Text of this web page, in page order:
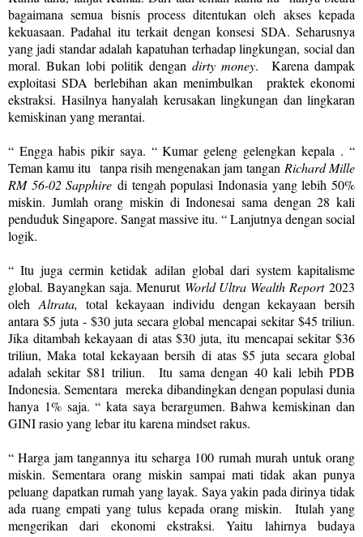
bagaimana semua bisnis process ditentukan oleh akses kepada
kekuasaan. Padahal itu terkait dengan konsesi SDA. Seharusnya
yang jadi standar adalah kapatuhan terhadap lingkungan, social dan
moral. Bukan lobi politik dengan dirty money. Karena dampak
exploitasi SDA berlebihan akan menimbulkan praktek ekonomi
ekstraksi. Hasilnya hanyalah kerusakan lingkungan dan lingkaran
kemiskinan yang merantai.
“ Engga habis pikir saya. “ Kumar geleng gelengkan kepala . “
Teman kamu itu tanpa risih mengenakan jam tangan Richard Mille
RM 56-02 Sapphire di tengah populasi Indonasia yang lebih 50%
miskin. Jumlah orang miskin di Indonesai sama dengan 28 kali
penduduk Singapore. Sangat massive itu. “ Lanjutnya dengan social
logik.
“ Itu juga cermin ketidak adilan global dari system kapitalisme
global. Bayangkan saja. Menurut World Ultra Wealth Report2023
oleh Altrata, total kekayaan individu dengan kekayaan bersih
antara $5 juta - $30 juta secara global mencapai sekitar $45 triliun.
Jika ditambah kekayaan di atas $30 juta, itu mencapai sekitar $36
triliun, Maka total kekayaan bersih di atas $5 juta secara global
adalah sekitar $81 triliun. Itu sama dengan 40 kali lebih PDB
Indonesia. Sementara mereka dibandingkan dengan populasi dunia
hanya 1% saja. “ kata saya berargumen. Bahwa kemiskinan dan
GINI rasio yang lebar itu karena mindset rakus.
“ Harga jam tangannya itu seharga 100 rumah murah untuk orang
miskin. Sementara orang miskin sampai mati tidak akan punya
peluang dapatkan rumah yang layak. Saya yakin pada dirinya tidak
ada ruang empati yang tulus kepada orang miskin. Itulah yang
mengerikan dari ekonomi ekstraksi. Yaitu lahirnya budaya